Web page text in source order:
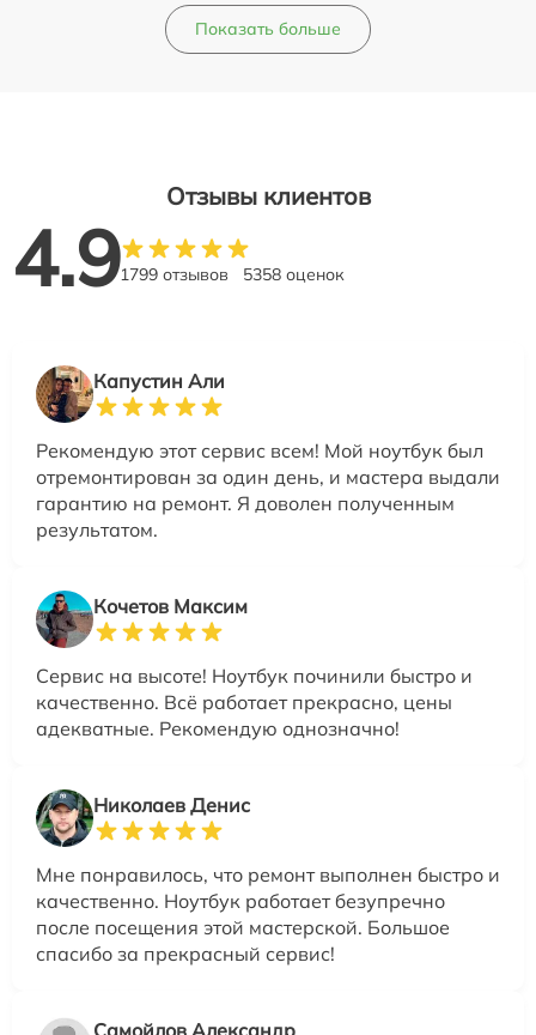
Показать больше
Отзывы клиентов
4.91799 отзывов 5358 оценок
Капустин Али
Рекомендую этот сервис всем! Мой ноутбук был
отремонтирован за один день, и мастера выдали
гарантию на ремонт. Я доволен полученным
результатом.
Кочетов Максим
Сервис на высоте! Ноутбук починили быстро и
качественно. Всё работает прекрасно, цены
адекватные. Рекомендую однозначно!
Николаев Денис
Мне понравилось, что ремонт выполнен быстро и
качественно. Ноутбук работает безупречно
после посещения этой мастерской. Большое
спасибо за прекрасный сервис!